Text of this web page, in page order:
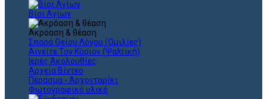
Βίοι Αγίων
Ακρόαση & θέαση
Σπορά Θείου Λόγου (Ομιλίες)
Αινείτε Τον Κύριον (Ψαλτική)
Ιερές Ακολουθίες
Αρχεία Βίντεο
Πέρασμα - Αρχονταρίκι
Φωτογραφικό υλικό